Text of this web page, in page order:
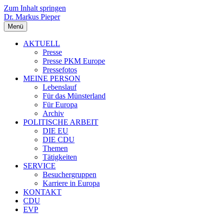
Zum Inhalt springen
Dr. Markus Pieper
Menü
AKTUELL
Presse
Presse PKM Europe
Pressefotos
MEINE PERSON
Lebenslauf
Für das Münsterland
Für Europa
Archiv
POLITISCHE ARBEIT
DIE EU
DIE CDU
Themen
Tätigkeiten
SERVICE
Besuchergruppen
Karriere in Europa
KONTAKT
CDU
EVP